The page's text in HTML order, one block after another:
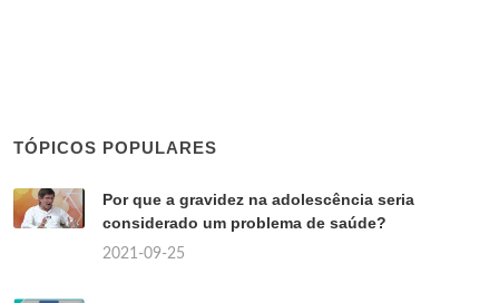
TÓPICOS POPULARES
Por que a gravidez na adolescência seria
considerado um problema de saúde?
2021-09-25